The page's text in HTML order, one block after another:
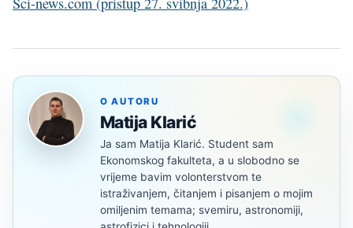
O AUTORU
Matija Klarić
Ja sam Matija Klarić. Student sam
Ekonomskog fakulteta, a u slobodno se
vrijeme bavim volonterstvom te
istraživanjem, čitanjem i pisanjem o mojim
omiljenim temama; svemiru, astronomiji,